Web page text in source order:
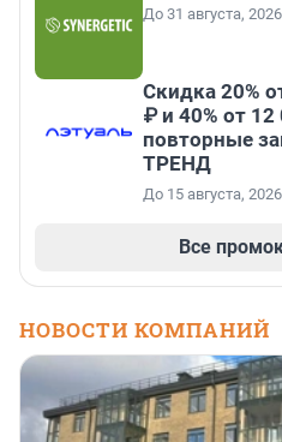
До 31 августа, 2026
Скидка 20%
₽ и 40% от
повторные
ТРЕНД
До 15 августа, 2026
Все
НОВОСТИ КОМПАНИЙ